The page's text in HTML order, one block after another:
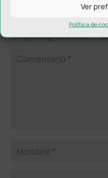
Ver
Política de
Enviar comentario
Tu dirección de correo
campos obligatorios están